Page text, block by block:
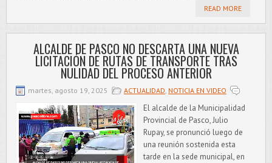
READ MORE
ALCALDE DE PASCO NO DESCARTA UNA NUEVA
LICITACIÓN DE RUTAS DE TRANSPORTE TRAS
NULIDAD DEL PROCESO ANTERIOR
martes, agosto 19, 2025 ACTUALIDAD, NOTICIA EN VIDEO
El alcalde de la Municipalidad
Provincial de Pasco, Julio
Rupay, se pronunció luego de
una reunión sostenida esta
tarde en la sede municipal, en